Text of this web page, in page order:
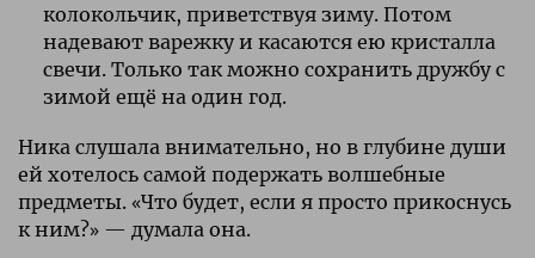
колокольчик, приветствуя зиму. Потом
надевают варежку и касаются ею кристалла
свечи. Только так можно сохранить дружбу с
зимой ещё на один год.
Ника слушала внимательно, но в глубине души
ей хотелось самой подержать волшебные
предметы. «Что будет, если я просто прикоснусь
к ним?» — думала она.